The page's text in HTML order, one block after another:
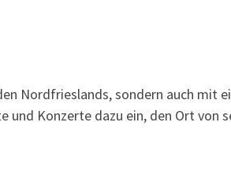
Nordfrieslands, sondern auch mit
Konzerte dazu ein, den Ort von